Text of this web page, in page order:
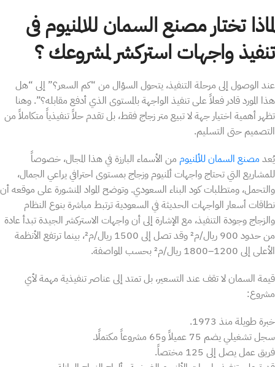
لماذا تختار مصنع السمان للالمنيوم فى
تنفيذ واجهات استركشر لمشروعك ؟
عند الوصول إلى مرحلة التنفيذ، يتحول السؤال من “كم السعر؟” إلى “هل
هذا المورد قادر فعلاً على تنفيذ الواجهة بالمستوى الذي أدفع مقابله؟”. وهنا
تظهر أهمية اختيار جهة لا تبيع متر زجاج فقط، بل تقدم حلاً تنفيذياً متكاملاً من
التصميم حتى التسليم.
يُعد مصنع السمان للألمنيوم من الأسماء البارزة في هذا المجال، خصوصاً
للمشاريع التي تحتاج واجهات ألمنيوم وزجاج بمستوى احترافي يراعي الجمال،
والتحمل، ومتطلبات كود البناء السعودي. وتوضح المواد المنشورة على موقعه أن
نطاقات أسعار الواجهات الحديثة في السعودية ترتبط مباشرة بنوع النظام
والزجاج وجودة التنفيذ، مع الإشارة إلى أن واجهات الاستركشر الجيدة تبدأ عادة
من حدود 900 ريال/م² وقد تصل إلى 1500 ريال/م²، بينما ترتفع الأنظمة
الأعلى إلى 1200–1800 ريال/م² بحسب المواصفة.
قيمة السمان لا تقف عند التسعير، بل تمتد إلى عناصر تنفيذية مهمة لأي
مشروع:
خبرة طويلة منذ 1973.
سجل تشغيلي يضم 75 عميلاً و65 مشروعاً مكتملًا.
فريق عمل يصل إلى 125 مختصاً.